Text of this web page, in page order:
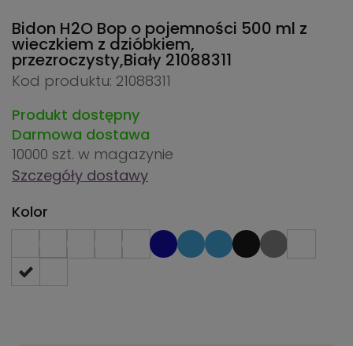
Bidon H2O Bop o pojemności 500 ml z
wieczkiem z dzióbkiem,
przezroczysty,Biały 21088311
Kod produktu: 21088311
Produkt dostępny
Darmowa dostawa
10000 szt. w magazynie
Szczegóły dostawy
Kolor